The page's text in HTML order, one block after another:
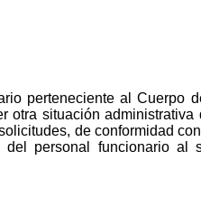
perteneciente al Cuerpo
otra situación administrativa
de conformidad
personal funcionario al